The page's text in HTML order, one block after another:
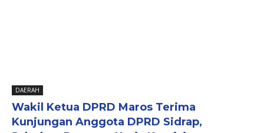
DAERAH
Wakil Ketua DPRD Maros Terima
Kunjungan Anggota DPRD Sidrap,